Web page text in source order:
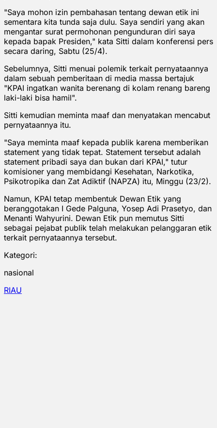
"Saya mohon izin pembahasan tentang dewan etik ini
sementara kita tunda saja dulu. Saya sendiri yang akan
mengantar surat permohonan pengunduran diri saya
kepada bapak Presiden," kata Sitti dalam konferensi pers
secara daring, Sabtu (25/4).
Sebelumnya, Sitti menuai polemik terkait pernyataannya
dalam sebuah pemberitaan di media massa bertajuk
"KPAI ingatkan wanita berenang di kolam renang bareng
laki-laki bisa hamil".
Sitti kemudian meminta maaf dan menyatakan mencabut
pernyataannya itu.
"Saya meminta maaf kepada publik karena memberikan
statement yang tidak tepat. Statement tersebut adalah
statement pribadi saya dan bukan dari KPAI," tutur
komisioner yang membidangi Kesehatan, Narkotika,
Psikotropika dan Zat Adiktif (NAPZA) itu, Minggu (23/2).
Namun, KPAI tetap membentuk Dewan Etik yang
beranggotakan I Gede Palguna, Yosep Adi Prasetyo, dan
Menanti Wahyurini. Dewan Etik pun memutus Sitti
sebagai pejabat publik telah melakukan pelanggaran etik
terkait pernyataannya tersebut.
Kategori:
nasional
RIAU